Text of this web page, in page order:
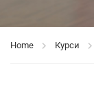
Home Курси